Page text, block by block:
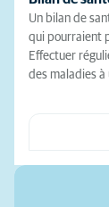
Un bilan de
qui pourraient
Effectuer
des maladies